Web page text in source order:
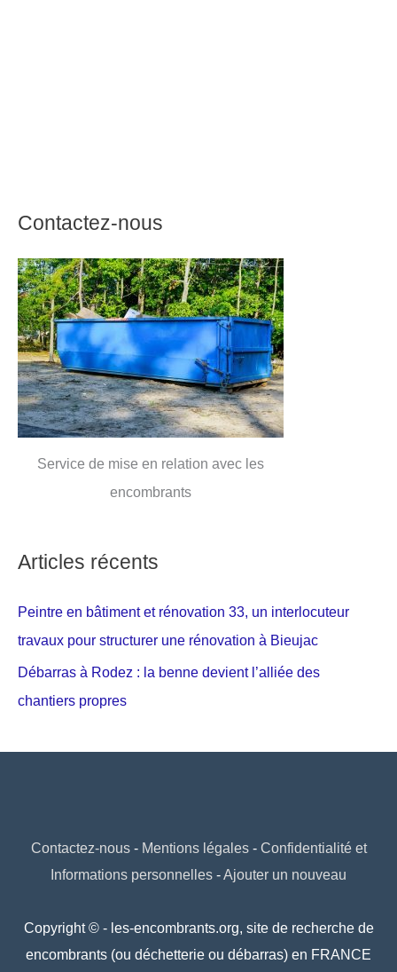
Contactez-nous
Service de mise en relation avec les
encombrants
Articles récents
Peintre en bâtiment et rénovation 33, un interlocuteur
travaux pour structurer une rénovation à Bieujac
Débarras à Rodez : la benne devient l’alliée des
chantiers propres
Contactez-nous- Mentions légales- Confidentialité et
Informations personnelles -Ajouter un nouveau
Copyright © - les-encombrants.org, site de recherche de
encombrants (ou déchetterie ou débarras) en FRANCE